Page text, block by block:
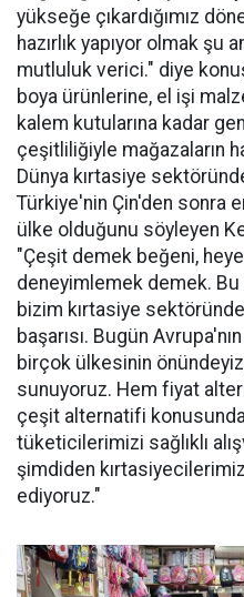
yükseğe çıkardığımız
hazırlık yapıyor olmak şu
mutluluk verici." diye
boya ürünlerine, el işi
kalem kutularına kadar
çeşitliliğiyle mağazaların
Dünya kırtasiye
Türkiye'nin Çin'den sonra
ülke olduğunu söyleyen
"Çeşit demek beğeni,
deneyimlemek demek. Bu
bizim kırtasiye
başarısı. Bugün
birçok ülkesinin
sunuyoruz. Hem fiyat
çeşit alternatifi konusunda.
tüketicilerimizi sağlıklı
şimdiden
ediyoruz."